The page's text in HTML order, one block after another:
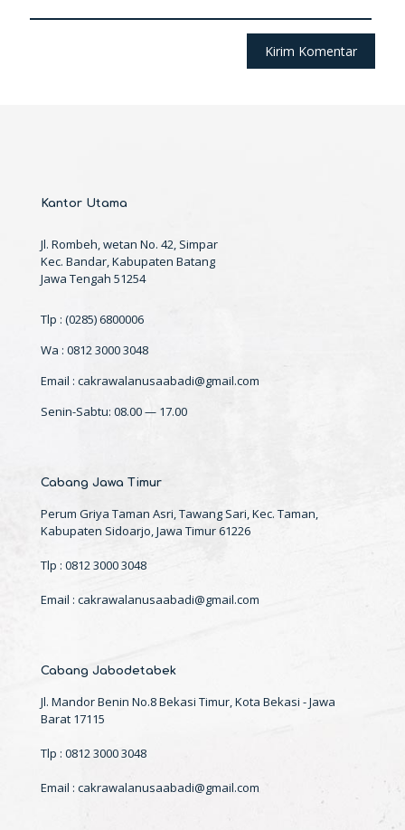
Kantor Utama
Jl. Rombeh, wetan No. 42, Simpar
Kec. Bandar, Kabupaten Batang
Jawa Tengah 51254
Tlp : (0285) 6800006
Wa : 0812 3000 3048
Email : cakrawalanusaabadi@gmail.com
Senin-Sabtu: 08.00 — 17.00
Cabang Jawa Timur
Perum Griya Taman Asri, Tawang Sari, Kec. Taman,
Kabupaten Sidoarjo, Jawa Timur 61226
Tlp : 0812 3000 3048
Email : cakrawalanusaabadi@gmail.com
Cabang Jabodetabek
Jl. Mandor Benin No.8 Bekasi Timur, Kota Bekasi - Jawa
Barat 17115
Tlp : 0812 3000 3048
Email : cakrawalanusaabadi@gmail.com